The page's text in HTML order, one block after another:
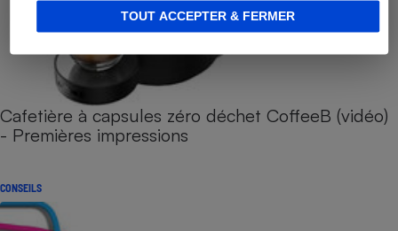
TOUT ACCEPTER & FERMER
Cafetière à capsules zéro déchet CoffeeB (vidéo)
- Premières impressions
CONSEILS